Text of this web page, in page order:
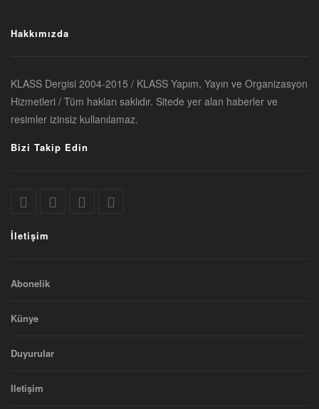
Hakkımızda
KLASS Dergisi 2004-2015 / KLASS Yapım, Yayın ve Organizasyon
Hizmetleri / Tüm hakları saklıdır. Sitede yer alan haberler ve
resimler izinsiz kullanılamaz.
Bizi Takip Edin
İletişim
Abonelik
Künye
Duyurular
Iletişim